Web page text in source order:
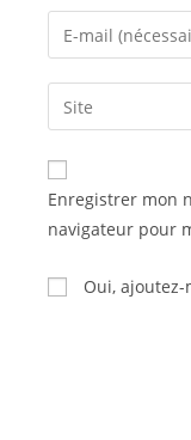
name
comment
Enter
your
email
address
comment
Saisir
l’URL
de
votre
(facultatif)
Enregistrer mon
navigateur pour
Oui,